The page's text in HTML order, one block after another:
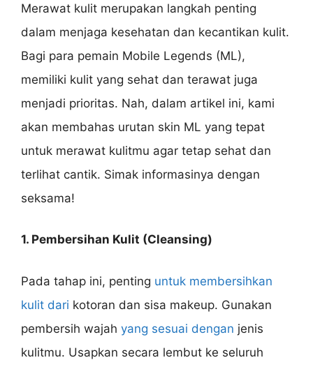
Merawat kulit merupakan langkah penting
dalam menjaga kesehatan dan kecantikan kulit.
Bagi para pemain Mobile Legends (ML),
memiliki kulit yang sehat dan terawat juga
menjadi prioritas. Nah, dalam artikel ini, kami
akan membahas urutan skin ML yang tepat
untuk merawat kulitmu agar tetap sehat dan
terlihat cantik. Simak informasinya dengan
seksama!
1. Pembersihan Kulit (Cleansing)
Pada tahap ini, penting untuk membersihkan
kulit dari kotoran dan sisa makeup. Gunakan
pembersih wajah yang sesuai dengan jenis
kulitmu. Usapkan secara lembut ke seluruh